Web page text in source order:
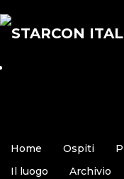
Home Ospiti
Il luogo
Archivio